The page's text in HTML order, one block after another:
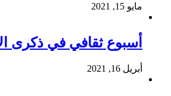
مايو 15, 2021
أسبوع ثقافي في ذكرى
أبريل 16, 2021